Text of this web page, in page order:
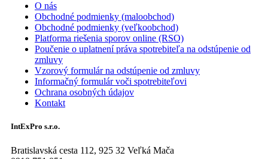
O nás
Obchodné podmienky (maloobchod)
Obchodné podmienky (veľkoobchod)
Platforma riešenia sporov online (RSO)
Poučenie o uplatnení práva spotrebiteľa na odstúpenie od
zmluvy
Vzorový formulár na odstúpenie od zmluvy
Informačný formulár voči spotrebiteľovi
Ochrana osobných údajov
Kontakt
IntExPro s.r.o.
Bratislavská cesta 112, 925 32 Veľká Mača